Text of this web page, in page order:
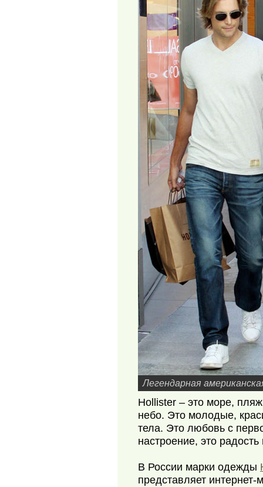
Легендарная
Hollister – это море,
небо. Это молодые,
тела. Это любовь с
настроение, это радость
В России марки одежды
представляет